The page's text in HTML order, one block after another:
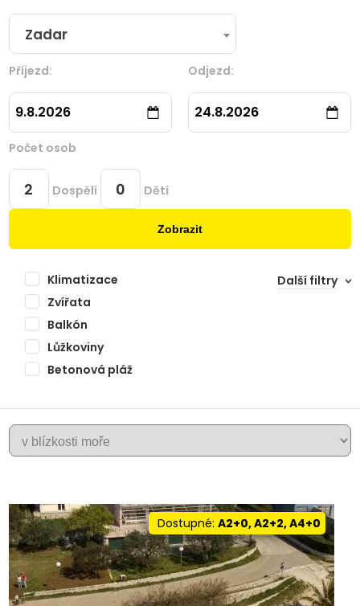
Zadar
Příjezd:
9.8.2026
Odjezd:
24.8.2026
Počet osob
Dospělí Dětí
Zobrazit
Klimatizace
Zvířata
Balkón
Lůžkoviny
Betonová pláž
Další filtry
+
−
ZADAR
Dostupné: A2+0, A2+2, A4+0